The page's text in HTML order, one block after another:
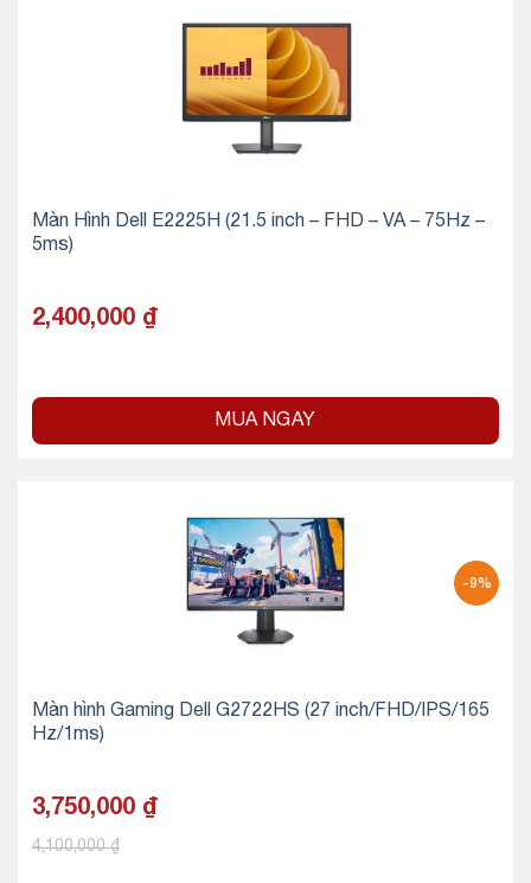
Màn Hình Dell E2225H (21.5 inch – FHD – VA – 75Hz –
5ms)
2,400,000 ₫
MUA NGAY
-9%
Màn hình Gaming Dell G2722HS (27 inch/FHD/IPS/165
Hz/1ms)
3,750,000 ₫
4,100,000₫